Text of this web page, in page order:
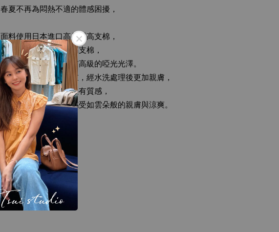
春夏不再為悶熱不適的體感困擾，
面料使用日本進口高品質高支棉，
選用 100% 日本進口高支棉，
經老式織機織造，帶有高級的啞光光澤。
面料綿密挺韌卻不厚重，經水洗處理後更加親膚，
穿起來透氣、舒爽且很有質感，
讓肌膚在盛夏中也能感受如雲朵般的親膚與涼爽。